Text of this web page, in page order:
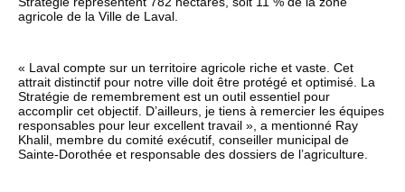
agricole de la Ville de Laval.
« Laval compte sur un territoire agricole riche et vaste. Cet
attrait distinctif pour notre ville doit être protégé et optimisé. La
Stratégie de remembrement est un outil essentiel pour
accomplir cet objectif. D’ailleurs, je tiens à remercier les équipes
responsables pour leur excellent travail », a mentionné Ray
Khalil, membre du comité exécutif, conseiller municipal de
Sainte-Dorothée et responsable des dossiers de l’agriculture.